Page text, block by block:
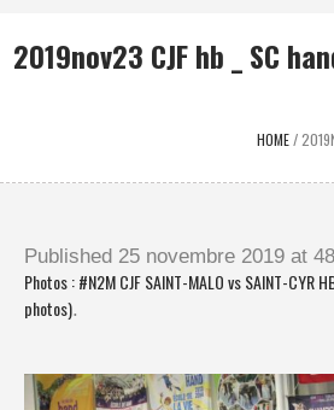
2019nov23 CJF hb _ SC
HOME/
Published 25 novembre 2019 at
Photos : #N2M CJF SAINT-MALO vs SAINT-CYR
photos).